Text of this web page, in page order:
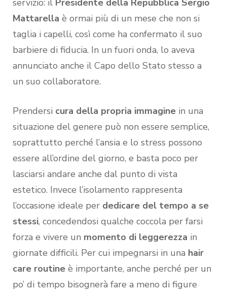
Mattarella è ormai più di un mese che non si
taglia i capelli, così come ha confermato il suo
barbiere di fiducia. In un fuori onda, lo aveva
annunciato anche il Capo dello Stato stesso a
un suo collaboratore.
Prendersi cura della propria immagine in una
situazione del genere può non essere semplice,
soprattutto perché l’ansia e lo stress possono
essere all’ordine del giorno, e basta poco per
lasciarsi andare anche dal punto di vista
estetico. Invece l’isolamento rappresenta
l’occasione ideale per dedicare del tempo a se
stessi, concedendosi qualche coccola per farsi
forza e vivere un momento di leggerezza in
giornate difficili. Per cui impegnarsi in una hair
care routine è importante, anche perché per un
po’ di tempo bisognerà fare a meno di figure